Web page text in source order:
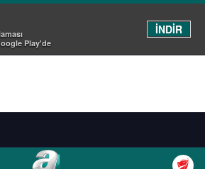
Play'de
İNDİR